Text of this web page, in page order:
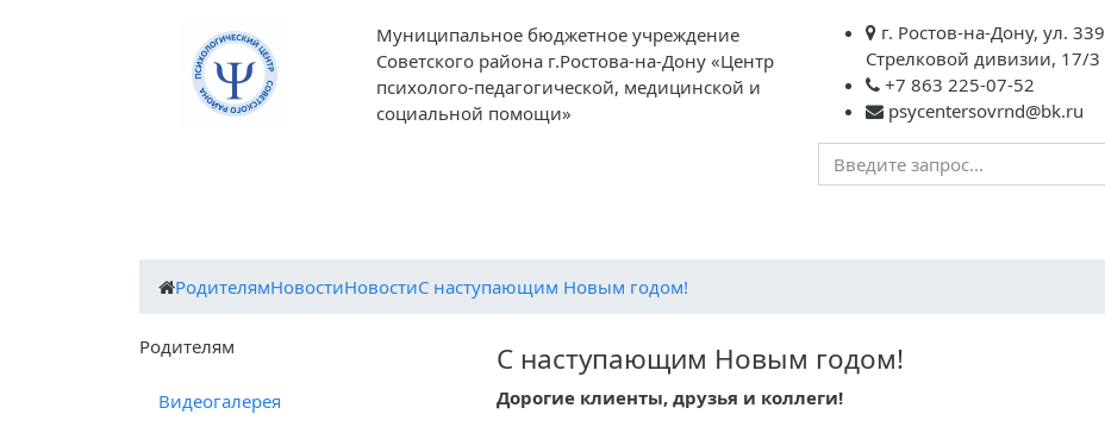
Муниципальное бюджетное учреждение
Советского района г.Ростова-на-Дону «Центр
психолого-педагогической, медицинской и
социальной помощи»
г. Ростов-на-Дону, ул. 339
Стрелковой дивизии, 17/3
+7 863 225-07-52
psycentersovrnd@bk.ru
РодителямНовостиНовостиС наступающим Новым годом!
Родителям
Видеогалерея
С наступающим Новым годом!
Дорогие клиенты, друзья и коллеги!